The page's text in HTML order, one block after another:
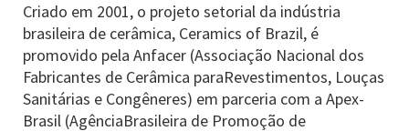
Criado em 2001, o projeto setorial da indústria
brasileira de cerâmica, Ceramics of Brazil, é
promovido pela Anfacer (Associação Nacional dos
Fabricantes de Cerâmica paraRevestimentos, Louças
Sanitárias e Congêneres) em parceria com a Apex-
Brasil (AgênciaBrasileira de Promoção de